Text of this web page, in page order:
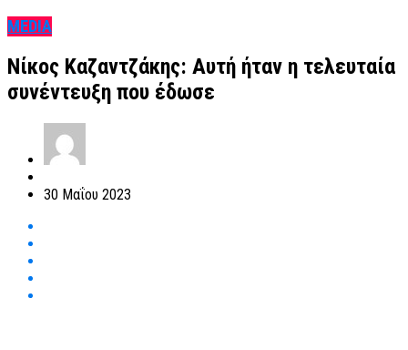
MEDIA
Νίκος Καζαντζάκης: Αυτή ήταν η τελευταία
συνέντευξη που έδωσε
30 Μαΐου 2023